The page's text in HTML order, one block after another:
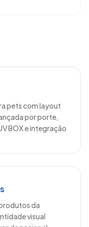
pets com layout
por porte,
BOX e integração
da
visual